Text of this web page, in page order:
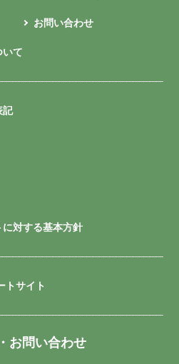
お問い合わせ
いて
記
対する基本方針
トサイト
お問い合わせ